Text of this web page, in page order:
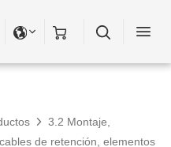
3.2 Montaje,
de retención, elementos